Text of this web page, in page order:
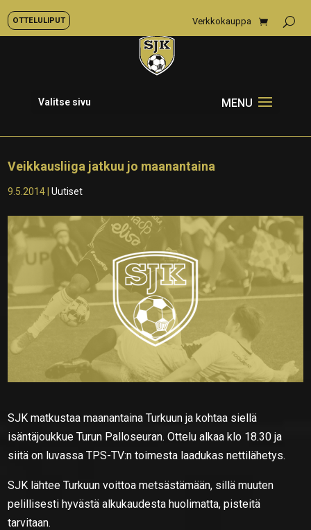
OTTELULIPUT Verkkokauppa
Valitse sivu
Veikkausliiga jatkuu jo maanantaina
9.5.2014 |Uutiset
SJK matkustaa maanantaina Turkuun ja kohtaa siellä
isäntäjoukkue Turun Palloseuran. Ottelu alkaa klo 18.30 ja
siitä on luvassa TPS-TV:n toimesta laadukas nettilähetys.
SJK lähtee Turkuun voittoa metsästämään, sillä muuten
pelillisesti hyvästä alkukaudesta huolimatta, pisteitä
tarvitaan.